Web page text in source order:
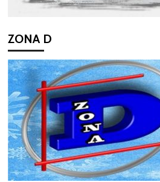
ZONA D